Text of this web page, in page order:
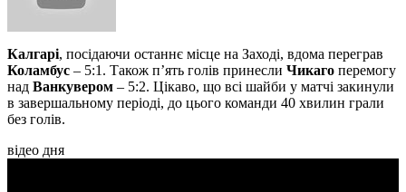
Калгарі, посідаючи останнє місце на Заході, вдома переграв
Коламбус – 5:1. Також п’ять голів принесли Чикаго перемогу
над Ванкувером – 5:2. Цікаво, що всі шайби у матчі закинули
в завершальному періоді, до цього команди 40 хвилин грали
без голів.
відео дня